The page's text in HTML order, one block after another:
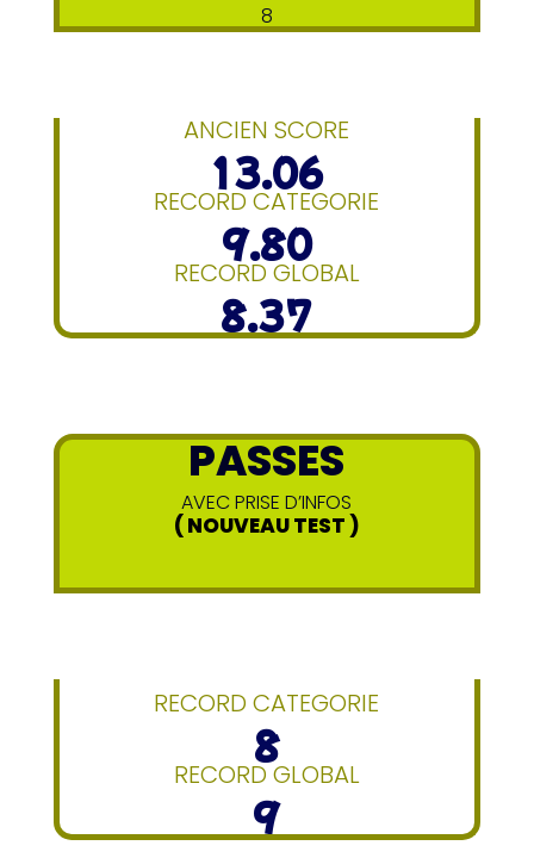
8
ANCIEN SCORE
13.06
RECORD CATEGORIE
9.80
RECORD GLOBAL
8.37
PASSES
AVEC PRISE D’INFOS
( NOUVEAU TEST )
RECORD CATEGORIE
8
RECORD GLOBAL
9